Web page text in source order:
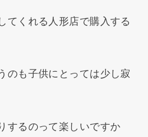
てくれる人形店で購入する
のも子供にとっては少し寂
するのって楽しいですか